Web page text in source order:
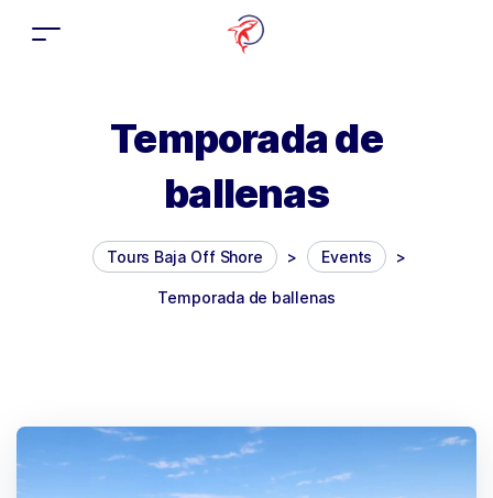
Temporada de
ballenas
Tours Baja Off Shore > Events >
Temporada de ballenas